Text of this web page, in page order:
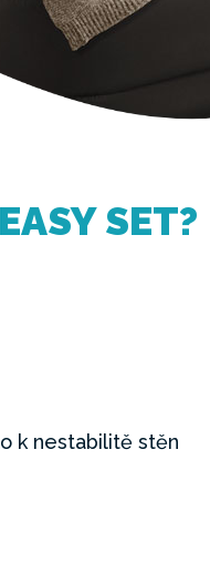
SET?
k nestabilitě stěn